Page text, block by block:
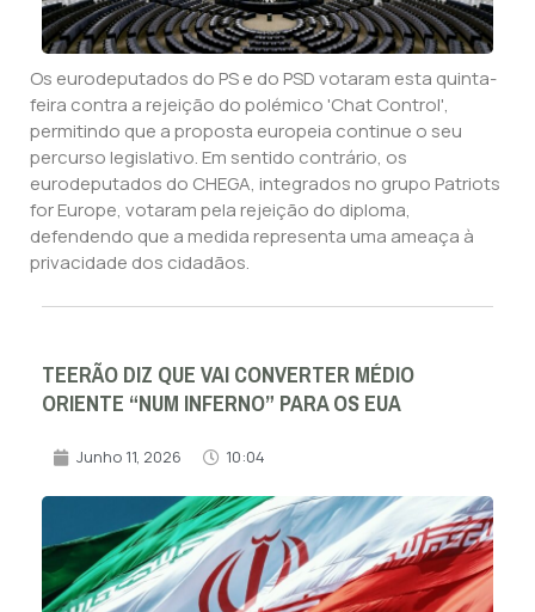
Os eurodeputados do PS e do PSD votaram esta quinta-
feira contra a rejeição do polémico 'Chat Control',
permitindo que a proposta europeia continue o seu
percurso legislativo. Em sentido contrário, os
eurodeputados do CHEGA, integrados no grupo Patriots
for Europe, votaram pela rejeição do diploma,
defendendo que a medida representa uma ameaça à
privacidade dos cidadãos.
TEERÃO DIZ QUE VAI CONVERTER MÉDIO
ORIENTE “NUM INFERNO” PARA OS EUA
Junho 11, 2026 10:04